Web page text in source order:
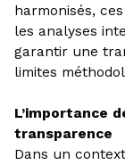
harmonisés,
les analyses
garantir une
limites
L’importance
transparence
Dans un